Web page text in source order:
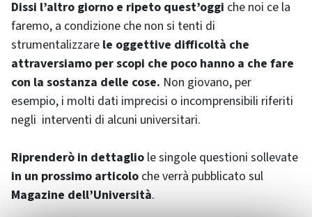
Dissi l’altro giorno e ripeto quest’oggi che noi ce la
faremo, a condizione che non si tenti di
strumentalizzare le oggettive difficoltà che
attraversiamo per scopi che poco hanno a che fare
con la sostanza delle cose. Non giovano, per
esempio, i molti dati imprecisi o incomprensibili riferiti
negli interventi di alcuni universitari.
Riprenderò in dettaglio le singole questioni sollevate
in un prossimo articolo che verrà pubblicato sul
Magazine dell’Università.